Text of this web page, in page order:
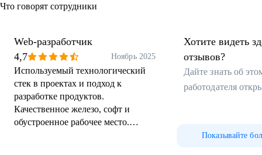
Что говорят сотрудники
Web-разработчик
4,7
Ноябрь 2025
Используемый технологический
стек в проектах и подход к
разработке продуктов.
Качественное железо, софт и
обустроенное рабочее место.
Хотите видеть
отзывов?
Дайте знать об
работодателя
Показывайте